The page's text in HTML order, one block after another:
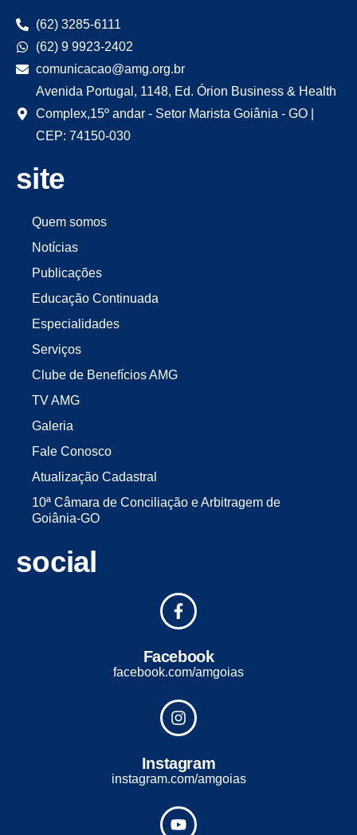
(62) 3285-6111
(62) 9 9923-2402
comunicacao@amg.org.br
Avenida Portugal, 1148, Ed. Órion Business & Health
Complex,15º andar - Setor Marista Goiânia - GO |
CEP: 74150-030
site
Quem somos
Notícias
Publicações
Educação Continuada
Especialidades
Serviços
Clube de Benefícios AMG
TV AMG
Galeria
Fale Conosco
Atualização Cadastral
10ª Câmara de Conciliação e Arbitragem de
Goiânia-GO
social
Facebook
facebook.com/amgoias
Instagram
instagram.com/amgoias